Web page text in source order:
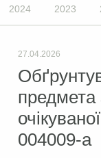
2024 2023
27.04.2026
предмета
004009-a